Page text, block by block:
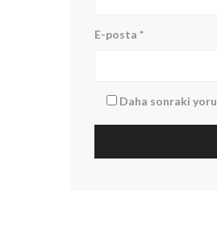
E-posta *
Daha sonraki